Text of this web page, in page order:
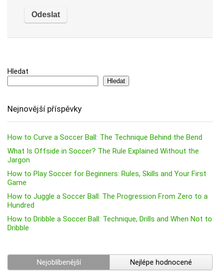
Hledat
Hledat
Nejnovější příspěvky
How to Curve a Soccer Ball: The Technique Behind the Bend
What Is Offside in Soccer? The Rule Explained Without the
Jargon
How to Play Soccer for Beginners: Rules, Skills and Your First
Game
How to Juggle a Soccer Ball: The Progression From Zero to a
Hundred
How to Dribble a Soccer Ball: Technique, Drills and When Not to
Dribble
Nejoblíbenější Nejlépe hodnocené